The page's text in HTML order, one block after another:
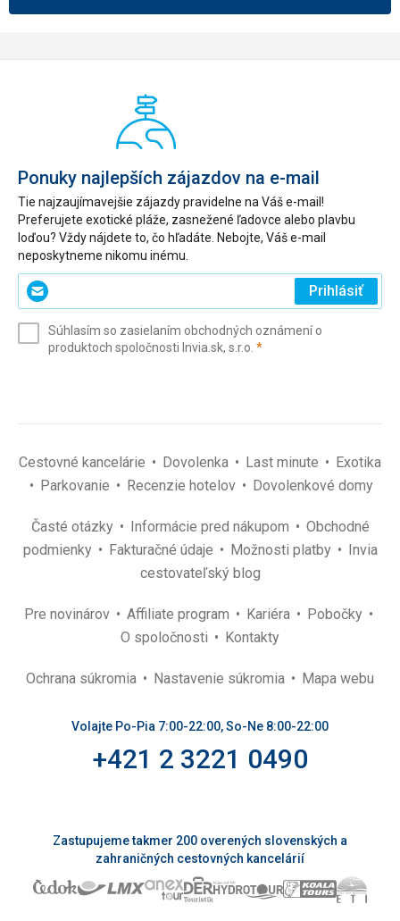
Ponuky najlepších zájazdov na e-mail
Tie najzaujímavejšie zájazdy pravidelne na Váš e-mail!
Preferujete exotické pláže, zasnežené ľadovce alebo plavbu
loďou? Vždy nájdete to, čo hľadáte. Nebojte, Váš e-mail
neposkytneme nikomu inému.
Zadajte
svoj
(povinné)
Prihlásiť
Súhlasím so zasielaním obchodných oznámení o
produktoch spoločnosti Invia.sk, s.r.o. *(povinné)
Cestovné kancelárie Dovolenka Last minute
Exotika
Parkovanie
Recenzie hotelov Dovolenkové domy
Časté otázky Informácie pred nákupom
Obchodné
podmienky
Fakturačné údaje Možnosti platby
Invia
cestovateľský blog
Pre novinárov Affiliate program Kariéra
Pobočky
O spoločnosti
Kontakty
Ochrana súkromia Nastavenie súkromia Mapa webu
Volajte Po-Pia 7:00-22:00, So-Ne 8:00-22:00
+421 2 3221 0490
Zastupujeme takmer 200 overených slovenských a
zahraničných cestovných kancelárií